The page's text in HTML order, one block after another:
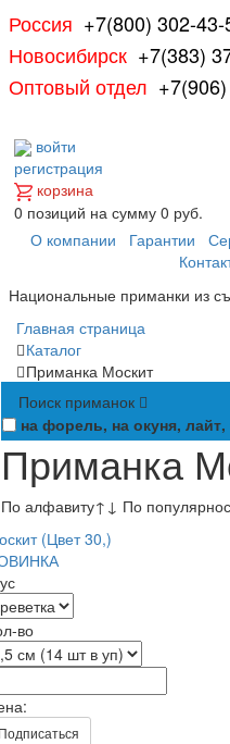
Россия +7(800) 302-43-
Новосибирск +7(383)
Оптовый отдел
войти
регистрация
корзина
0 позиций на сумму 0 руб.
О компании
Гарантии
Национальные приманки из
Главная страница
Каталог
Приманка Москит
Поиск приманок
на форель, на окуня, лайт,
Приманка
По алфавиту↑ ↓ По
(Цвет 30,)
во